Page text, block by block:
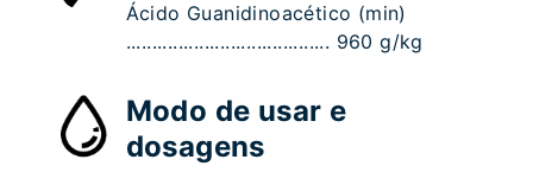
Ácido Guanidinoacético (min)
....................................... 960 g/kg
Modo de usar e
dosagens